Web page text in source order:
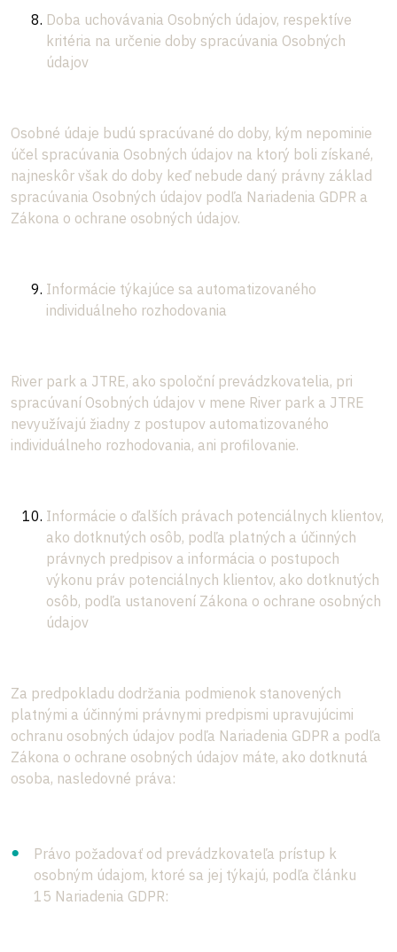
Doba uchovávania Osobných údajov, respektíve
kritéria na určenie doby spracúvania Osobných
údajov
Osobné údaje budú spracúvané do doby, kým nepominie
účel spracúvania Osobných údajov na ktorý boli získané,
najneskôr však do doby keď nebude daný právny základ
spracúvania Osobných údajov podľa Nariadenia GDPR a
Zákona o ochrane osobných údajov.
Informácie týkajúce sa automatizovaného
individuálneho rozhodovania
River park a JTRE, ako spoloční prevádzkovatelia, pri
spracúvaní Osobných údajov v mene River park a JTRE
nevyužívajú žiadny z postupov automatizovaného
individuálneho rozhodovania, ani profilovanie.
Informácie o ďalších právach potenciálnych klientov,
ako dotknutých osôb, podľa platných a účinných
právnych predpisov a informácia o postupoch
výkonu práv potenciálnych klientov, ako dotknutých
osôb, podľa ustanovení Zákona o ochrane osobných
údajov
Za predpokladu dodržania podmienok stanovených
platnými a účinnými právnymi predpismi upravujúcimi
ochranu osobných údajov podľa Nariadenia GDPR a podľa
Zákona o ochrane osobných údajov máte, ako dotknutá
osoba, nasledovné práva:
Právo požadovať od prevádzkovateľa prístup k
osobným údajom, ktoré sa jej týkajú, podľa článku
15 Nariadenia GDPR: